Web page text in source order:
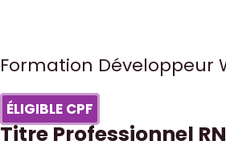
Formation Développeur
ÉLIGIBLE CPF
Titre Professionnel